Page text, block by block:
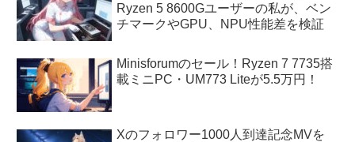
Ryzen 5 8600Gユーザーの私が、ベン
チマークやGPU、NPU性能差を検証
Minisforumのセール！Ryzen 7 7735搭
載ミニPC・UM773 Liteが5.5万円！
Xのフォロワー1000人到達記念MVを